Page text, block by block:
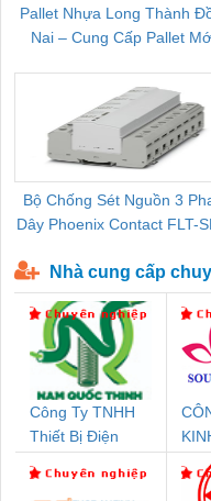
Pallet Nhựa Long Thành
Nai – Cung Cấp Pallet
Bộ Chống Sét Nguồn 3
Dây Phoenix Contact FLT-
Nhà cung cấp
Công Ty TNHH
Thiết Bị Điện